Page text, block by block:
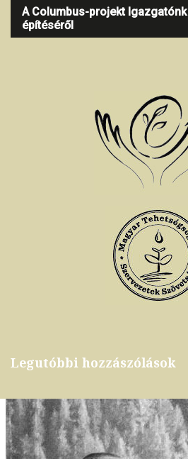
A Columbus-projekt
építéséről
Legutóbbi hozzászólások